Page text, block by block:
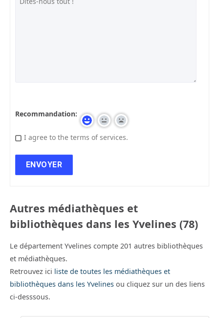
Recommandation:
I agree to the terms of services.
Autres médiathèques et
bibliothèques dans les Yvelines (78)
Le département Yvelines compte 201 autres bibliothèques
et médiathèques.
Retrouvez ici liste de toutes les médiathèques et
bibliothèques dans les Yvelines ou cliquez sur un des liens
ci-desssous.